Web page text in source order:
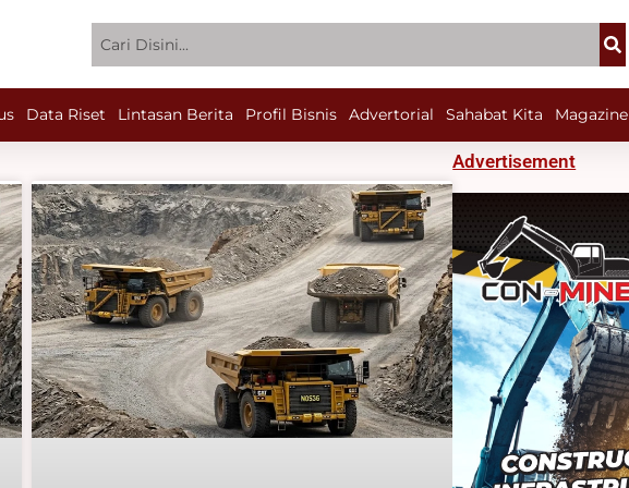
Data Riset Lintasan Berita Profil Bisnis Advertorial Sahabat Kita Magazine
Advertisement